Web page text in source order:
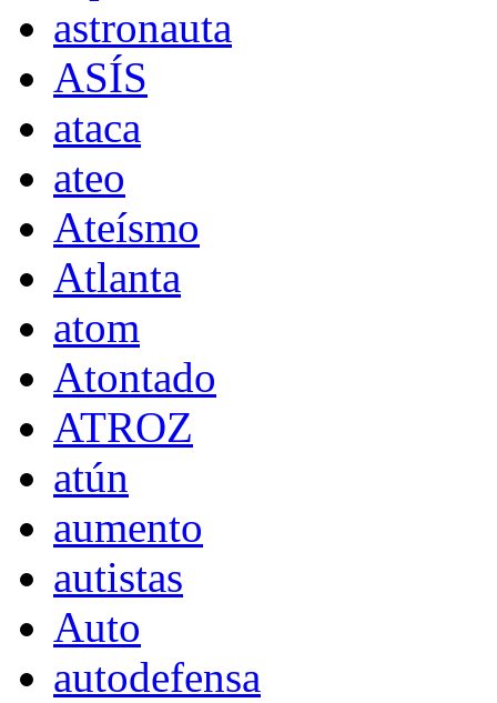
astronauta
ASÍS
ataca
ateo
Ateísmo
Atlanta
atom
Atontado
ATROZ
atún
aumento
autistas
Auto
autodefensa